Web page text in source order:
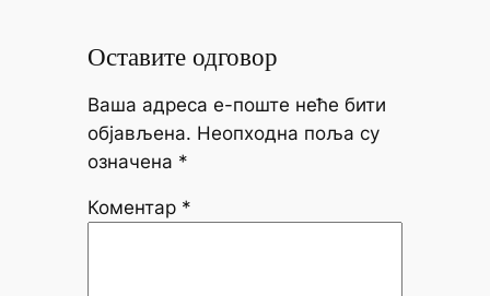
Оставите одговор
Ваша адреса е-поште неће бити
објављена. Неопходна поља су
означена *
Коментар *